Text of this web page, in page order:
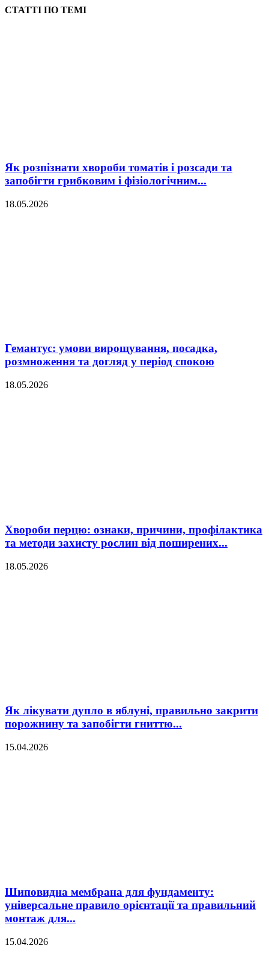
СТАТТІ ПО ТЕМІ
Як розпізнати хвороби томатів і розсади та
запобігти грибковим і фізіологічним...
18.05.2026
Гемантус: умови вирощування, посадка,
розмноження та догляд у період спокою
18.05.2026
Хвороби перцю: ознаки, причини, профілактика
та методи захисту рослин від поширених...
18.05.2026
Як лікувати дупло в яблуні, правильно закрити
порожнину та запобігти гниттю...
15.04.2026
Шиповидна мембрана для фундаменту:
універсальне правило орієнтації та правильний
монтаж для...
15.04.2026